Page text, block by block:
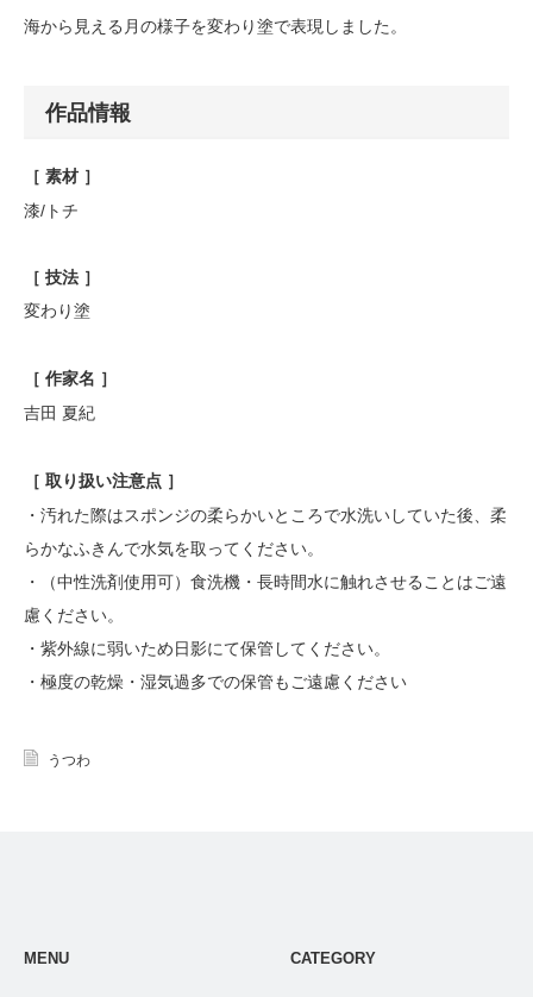
海から見える月の様子を変わり塗で表現しました。
作品情報
［ 素材 ］
漆/ トチ
［ 技法 ］
変わり塗
［ 作家名 ］
吉田 夏紀
［ 取り扱い注意点 ］
・汚れた際はスポンジの柔らかいところで水洗いしていた後、柔
らかなふきんで水気を取ってください。
・（中性洗剤使用可）食洗機・長時間水に触れさせることはご遠
慮ください。
・紫外線に弱いため日影にて保管してください。
・極度の乾燥・湿気過多での保管もご遠慮ください
うつわ
MENU CATEGORY